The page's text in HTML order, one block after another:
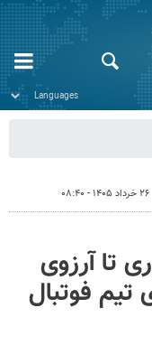
۲۶ خرداد ۱۴۰۵ - ۰۸:۴۰
تا آرزوی
تیم فوتبال